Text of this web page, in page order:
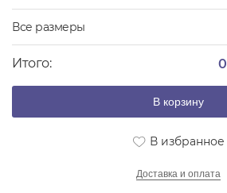
Все размеры
Итого: 0
В корзину
В избранное
Доставка и оплата